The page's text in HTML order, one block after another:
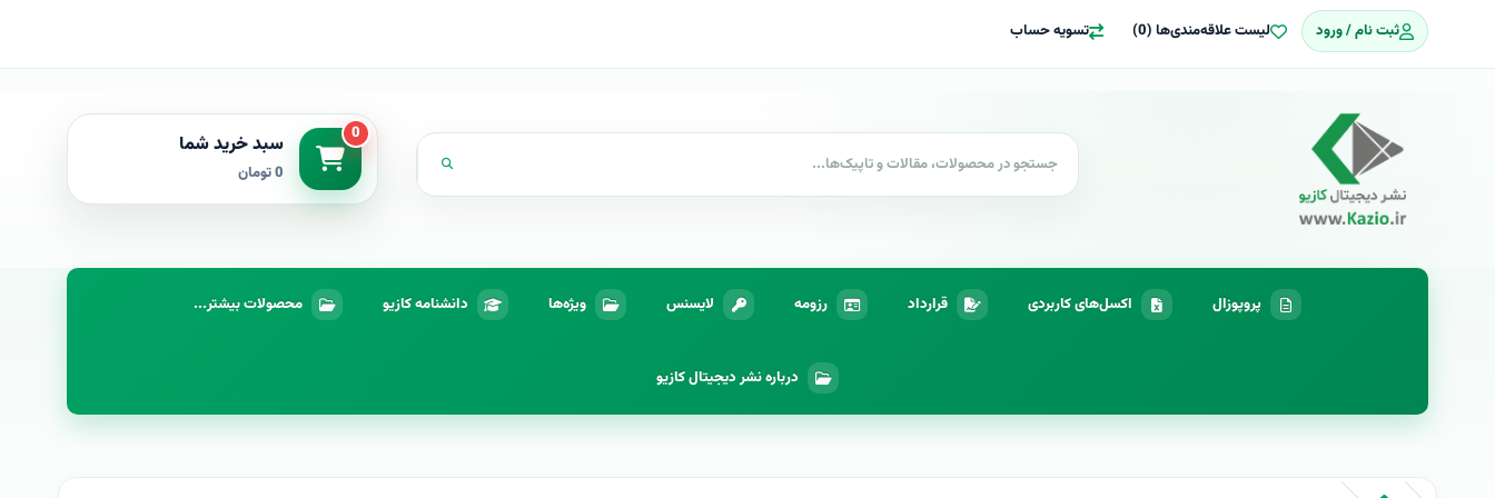
ثبت نام / ورود لیست علاقه‌مندی‌ها (0) تسویه حساب
0 سبد خرید شما
0 تومان
پروپوزال اکسل‌های کاربردی قرارداد رزومه لایسنس ویژه‌ها دانشنامه کازیو محصولات بیشتر...
درباره نشر دیجیتال کازیو